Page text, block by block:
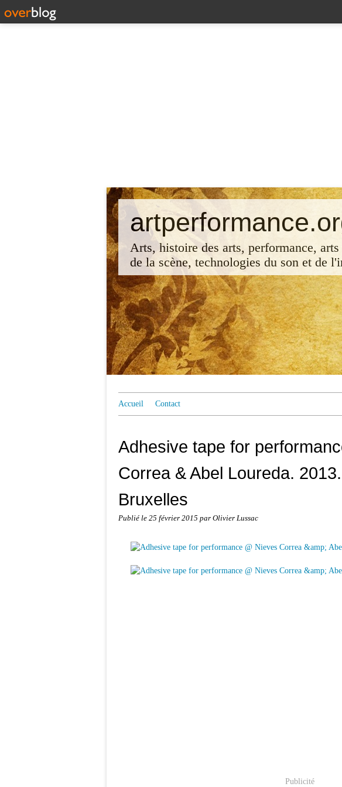
Arts, histoire des arts, performance,
de la scène, technologies du son et de
Accueil Contact
Adhesive tape for
Correa & Abel Loureda.
Bruxelles
Publié le 25 février 2015 par Olivier Lussac
Publicité